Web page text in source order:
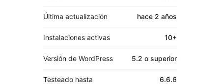
Última actualización hace 2 años
Instalaciones activas 10+
Versión de WordPress 5.2 o superior
Testeado hasta 6.6.6